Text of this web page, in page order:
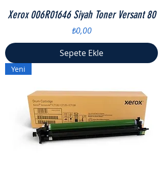
Xerox 006R01646 Siyah Toner Versant 80
Fiyat
₺0,00
Sepete Ekle
Yeni